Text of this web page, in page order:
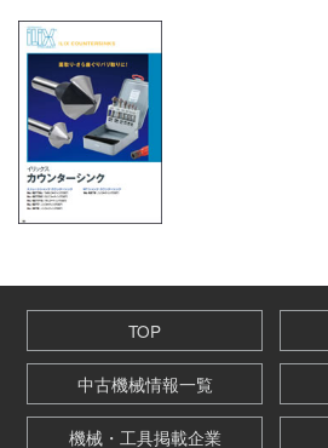
TOP
中古機械情報一覧
機械・工具掲載企業